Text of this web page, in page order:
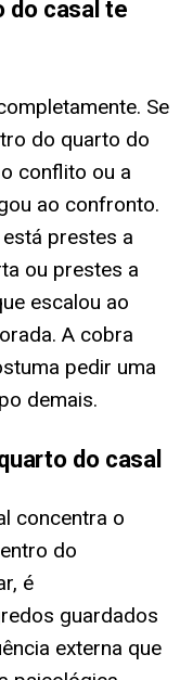
do casal te
Se
do quarto do
conflito ou a
ao confronto.
prestes a
ou prestes a
escalou ao
A cobra
pedir uma
demais.
do casal
concentra o
do
é
guardados
externa que